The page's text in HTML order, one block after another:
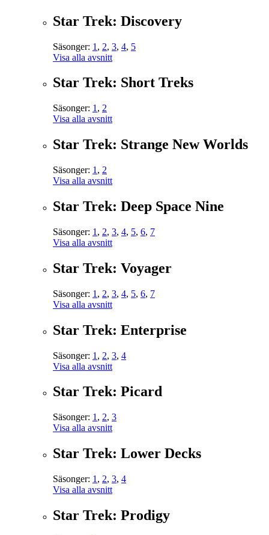
Star Trek: Discovery
Säsonger: 1 , 2, 3, 4, 5
Visa alla avsnitt
Star Trek: Short Treks
Säsonger: 1 , 2
Visa alla avsnitt
Star Trek: Strange New Worlds
Säsonger: 1 , 2
Visa alla avsnitt
Star Trek: Deep Space Nine
Säsonger: 1 , 2, 3, 4, 5, 6, 7
Visa alla avsnitt
Star Trek: Voyager
Säsonger: 1 , 2, 3, 4, 5, 6, 7
Visa alla avsnitt
Star Trek: Enterprise
Säsonger: 1 , 2, 3, 4
Visa alla avsnitt
Star Trek: Picard
Säsonger: 1 , 2, 3
Visa alla avsnitt
Star Trek: Lower Decks
Säsonger: 1 , 2, 3, 4
Visa alla avsnitt
Star Trek: Prodigy